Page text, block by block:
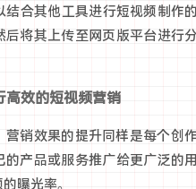
合其他工具进行短视频制作
后将其上传至网页版平台进行
效的短视频营销
营销效果的提升同样是每个创
的产品或服务推广给更广泛的
曝光率。